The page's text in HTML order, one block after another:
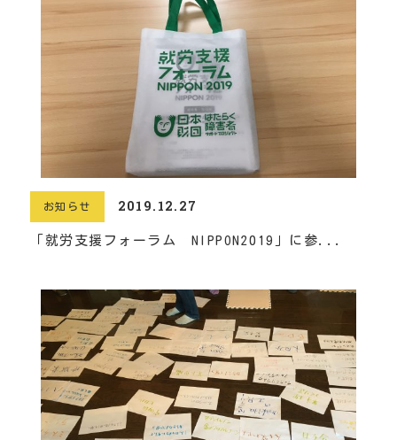
お知らせ 2019.12.27
「就労支援フォーラム NIPPON2019」に参...